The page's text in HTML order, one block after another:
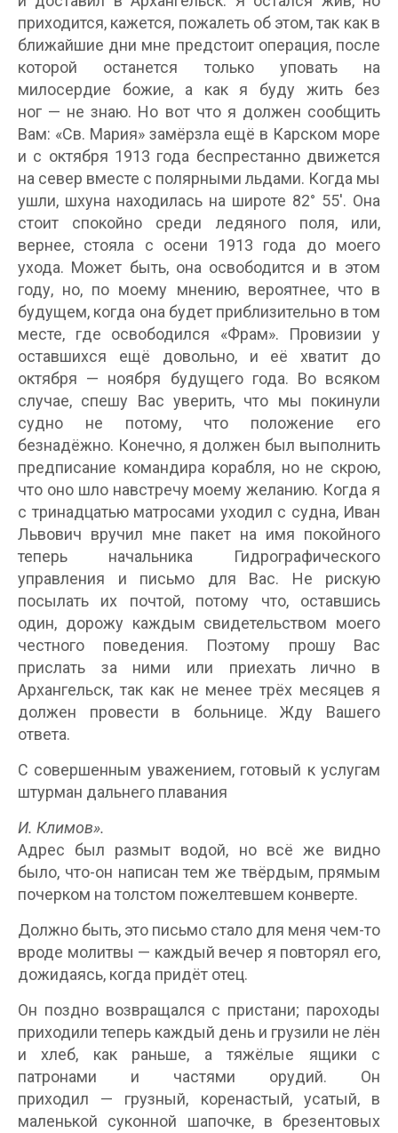
приходится, кажется, пожалеть об этом, так как в
ближайшие дни мне предстоит операция, после
которой останется только уповать на
милосердие божие, а как я буду жить без
ног — не знаю. Но вот что я должен сообщить
Вам: «Св. Мария» замёрзла ещё в Карском море
и с октября 1913 года беспрестанно движется
на север вместе с полярными льдами. Когда мы
ушли, шхуна находилась на широте 82° 55′. Она
стоит спокойно среди ледяного поля, или,
вернее, стояла с осени 1913 года до моего
ухода. Может быть, она освободится и в этом
году, но, по моему мнению, вероятнее, что в
будущем, когда она будет приблизительно в том
месте, где освободился «Фрам». Провизии у
оставшихся ещё довольно, и её хватит до
октября — ноября будущего года. Во всяком
случае, спешу Вас уверить, что мы покинули
судно не потому, что положение его
безнадёжно. Конечно, я должен был выполнить
предписание командира корабля, но не скрою,
что оно шло навстречу моему желанию. Когда я
с тринадцатью матросами уходил с судна, Иван
Львович вручил мне пакет на имя покойного
теперь начальника Гидрографического
управления и письмо для Вас. Не рискую
посылать их почтой, потому что, оставшись
один, дорожу каждым свидетельством моего
честного поведения. Поэтому прошу Вас
прислать за ними или приехать лично в
Архангельск, так как не менее трёх месяцев я
должен провести в больнице. Жду Вашего
ответа.
С совершенным уважением, готовый к услугам
штурман дальнего плавания
И. Климов».
Адрес был размыт водой, но всё же видно
было, что-он написан тем же твёрдым, прямым
почерком на толстом пожелтевшем конверте.
Должно быть, это письмо стало для меня чем-то
вроде молитвы — каждый вечер я повторял его,
дожидаясь, когда придёт отец.
Он поздно возвращался с пристани; пароходы
приходили теперь каждый день и грузили не лён
и хлеб, как раньше, а тяжёлые ящики с
патронами и частями орудий. Он
приходил — грузный, коренастый, усатый, в
маленькой суконной шапочке, в брезентовых